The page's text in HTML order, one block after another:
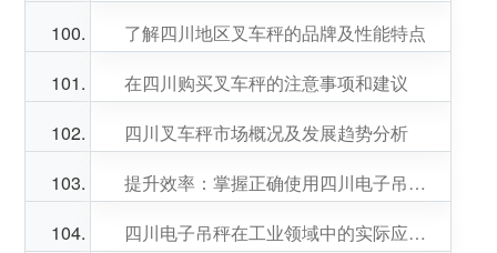
了解四川地区叉车秤的品牌及性能特点
在四川购买叉车秤的注意事项和建议
四川叉车秤市场概况及发展趋势分析
提升效率：掌握正确使用四川电子吊秤的方法技巧
四川电子吊秤在工业领域中的实际应用案例分析